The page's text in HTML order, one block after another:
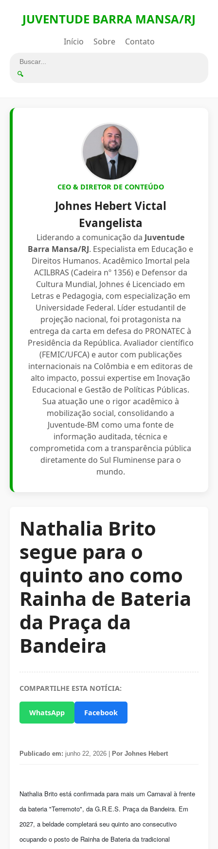
JUVENTUDE BARRA MANSA/RJ
Início Sobre Contato
🔍
CEO & DIRETOR DE CONTEÚDO
Johnes Hebert Victal
Evangelista
Liderando a comunicação da Juventude
Barra Mansa/RJ. Especialista em Educação e
Direitos Humanos. Acadêmico Imortal pela
ACILBRAS (Cadeira nº 1356) e Defensor da
Cultura Mundial, Johnes é Licenciado em
Letras e Pedagogia, com especialização em
Universidade Federal. Líder estudantil de
projeção nacional, foi protagonista na
entrega da carta em defesa do PRONATEC à
Presidência da República. Avaliador científico
(FEMIC/UFCA) e autor com publicações
internacionais na Colômbia e em editoras de
alto impacto, possui expertise em Inovação
Educacional e Gestão de Políticas Públicas.
Sua atuação une o rigor acadêmico à
mobilização social, consolidando a
Juventude-BM como uma fonte de
informação auditada, técnica e
comprometida com a transparência pública
diretamente do Sul Fluminense para o
mundo.
Nathalia Brito
segue para o
quinto ano como
Rainha de Bateria
da Praça da
Bandeira
COMPARTILHE ESTA NOTÍCIA:
WhatsApp Facebook
Publicado em: junho 22, 2026 | Por Johnes Hebert
Nathalia Brito está confirmada para mais um Carnaval à frente
da bateria "Terremoto", da G.R.E.S. Praça da Bandeira. Em
2027, a beldade completará seu quinto ano consecutivo
ocupando o posto de Rainha de Bateria da tradicional